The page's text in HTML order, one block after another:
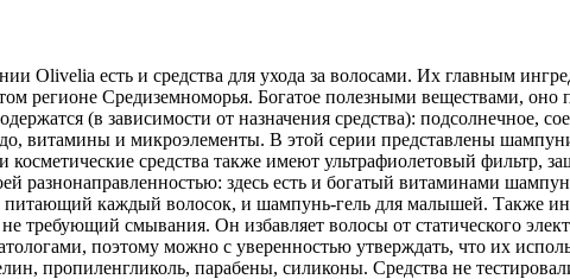
Olivelia есть и средства для ухода за волосами. Их главным
регионе Средиземноморья. Богатое полезными веществами, оно
(в зависимости от назначения средства): подсолнечное,
витамины и микроэлементы. В этой серии представлены
косметические средства также имеют ультрафиолетовый
разнонаправленностью: здесь есть и богатый витаминами
каждый волосок, и шампунь-гель для малышей. Также
смывания. Он избавляет волосы от статического
поэтому можно с уверенностью утверждать, что их
пропиленгликоль, парабены, силиконы. Средства не